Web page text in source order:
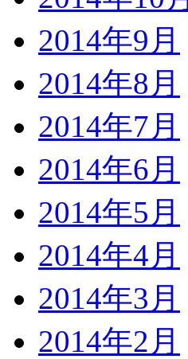
2014年9月
2014年8月
2014年7月
2014年6月
2014年5月
2014年4月
2014年3月
2014年2月